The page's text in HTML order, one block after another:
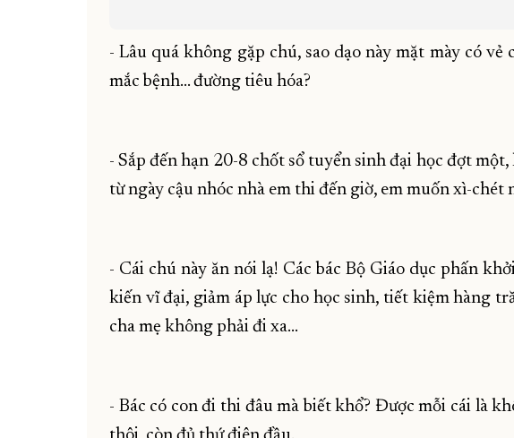
- Lâu quá không gặp chú, sao dạo này mặt mày có
mắc bệnh... đường tiêu hóa?
- Sắp đến hạn 20-8 chốt sổ tuyển sinh đại học đợt
từ ngày cậu nhóc nhà em thi đến giờ, em muốn xì-chét
- Cái chú này ăn nói lạ! Các bác Bộ Giáo dục phấn
kiến vĩ đại, giảm áp lực cho học sinh, tiết kiệm hàng
cha mẹ không phải đi xa...
- Bác có con đi thi đâu mà biết khổ? Được mỗi cái là